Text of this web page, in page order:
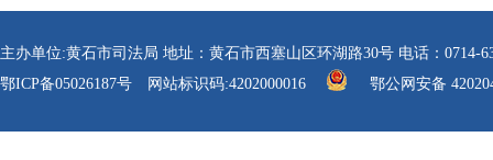
主办单位:黄石市司法局 地址：黄石市西塞山区环湖路30号 电话：0714-
鄂ICP备05026187号 网站标识码:4202000016 鄂公网安备